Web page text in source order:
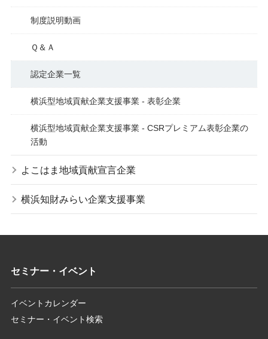
制度説明動画
Ｑ＆Ａ
認定企業一覧
横浜型地域貢献企業支援事業 - 表彰企業
横浜型地域貢献企業支援事業 - CSRプレミアム表彰企業の
活動
よこはま地域貢献宣言企業
横浜知財みらい企業支援事業
セミナー・イベント
イベントカレンダー
セミナー・イベント検索